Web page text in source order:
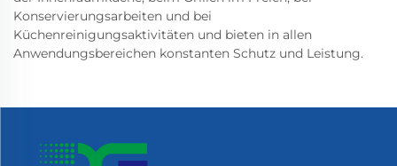
Konservierungsarbeiten und bei
Küchenreinigungsaktivitäten und bieten in allen
Anwendungsbereichen konstanten Schutz und Leistung.